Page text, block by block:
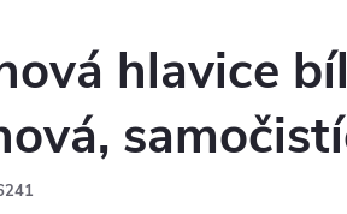
hlavice